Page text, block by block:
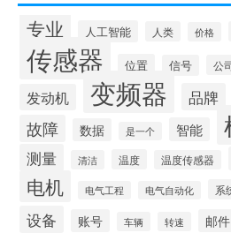
专业 人工智能 人类 价格
传感器 位置 信号 公
发动机 变频器 品牌
故障 数据 是一个 智能
测量 清洁 温度 温度传感器
电机 电气工程 电气自动化 系
设备 账号 车辆 转速 邮件